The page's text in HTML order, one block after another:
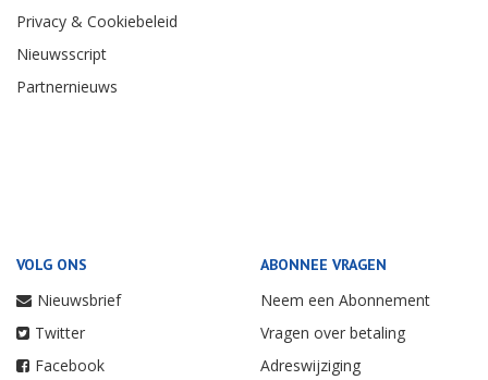
Privacy & Cookiebeleid
Nieuwsscript
Partnernieuws
VOLG ONS
Nieuwsbrief
Twitter
Facebook
ABONNEE VRAGEN
Neem een Abonnement
Vragen over betaling
Adreswijziging